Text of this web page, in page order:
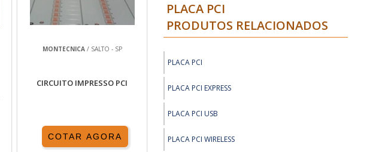
MONTECNICA/ SALTO - SP
CIRCUITO IMPRESSO PCI
COTAR AGORA
PLACA PCI
PRODUTOS RELACIONADOS
PLACA PCI
PLACA PCI EXPRESS
PLACA PCI USB
PLACA PCI WIRELESS